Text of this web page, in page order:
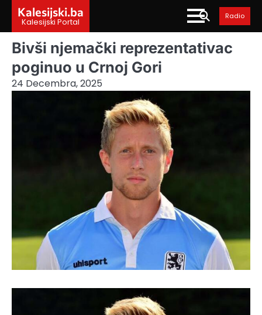
content
Kalesijski.ba
Kalesijski Portal
Radio
Bivši njemački reprezentativac
poginuo u Crnoj Gori
24 Decembra, 2025